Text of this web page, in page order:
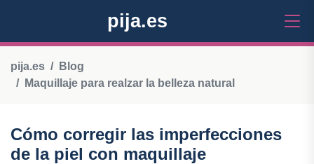
pija.es
pija.es
Blog
Maquillaje para realzar la belleza natural
Cómo corregir las imperfecciones
de la piel con maquillaje